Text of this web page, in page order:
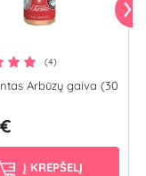
(4)
Arbūzų gaiva (30
Į KREPŠELĮ